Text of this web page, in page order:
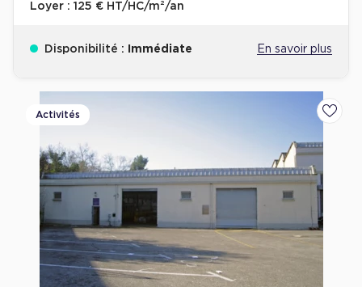
Loyer : 125 € HT/HC/m²/an
Disponibilité : Immédiate En savoir plus
Activités